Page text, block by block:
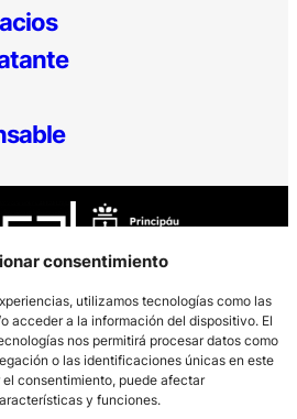
consentimiento
utilizamos tecnologías como las
acceder a la información del dispositivo. El
nos permitirá procesar datos como
o las identificaciones únicas en este
consentimiento, puede afectar
y funciones.
Gijón